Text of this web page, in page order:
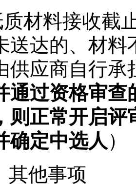
材料接收截
送达的、材料
供应商自行承
通过资格审查
则正常开启评
确定中选人）
其他事项